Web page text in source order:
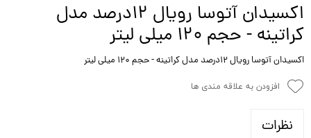
اکسیدان آتوسا رویال 12درصد مدل
کراتینه - حجم 120 میلی لیتر
اکسیدان آتوسا رویال 12درصد مدل کراتینه - حجم 120 میلی لیتر
افزودن به علاقه مندی ها
نظرات